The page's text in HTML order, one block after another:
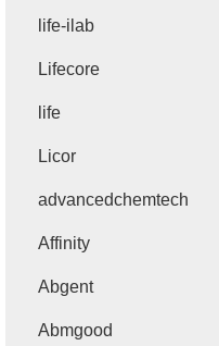
life-ilab
Lifecore
life
Licor
advancedchemtech
Affinity
Abgent
Abmgood